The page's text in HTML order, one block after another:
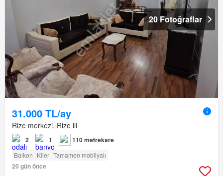
20 Fotoğraflar
31.000 TL/ay
Rize merkezi, Rize ili
2 1 110 metrekare
Balkon Kiler Tamamen mobilyalı
20 gün önce